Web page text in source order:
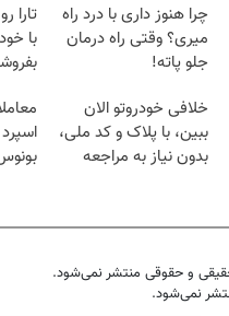
چرا هنوز داری با درد راه
میری؟ وقتی راه درمان
جلو پاته!
تارا
خلافی خودروتو الان
ببین، با پلاک و کد ملی،
بدون نیاز به مراجعه
و حقوقی منتشر نمی‌شود.
نمی‌شود.